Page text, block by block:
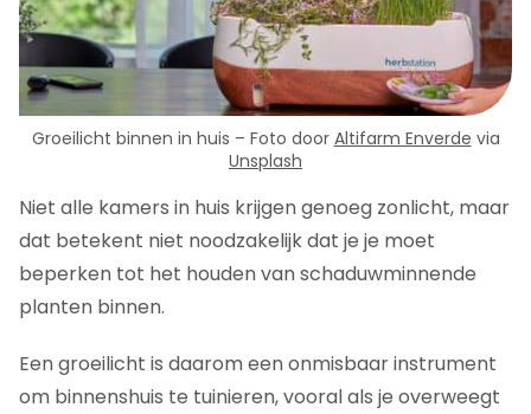
Groeilicht binnen in huis – Foto door Altifarm Enverde via
Unsplash
Niet alle kamers in huis krijgen genoeg zonlicht, maar
dat betekent niet noodzakelijk dat je je moet
beperken tot het houden van schaduwminnende
planten binnen.
Een groeilicht is daarom een onmisbaar instrument
om binnenshuis te tuinieren, vooral als je overweegt